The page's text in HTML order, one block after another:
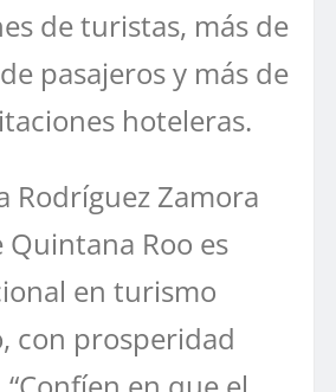
de turistas, más de
pasajeros y más de
hoteleras.
Rodríguez Zamora
Roo es
en turismo
con prosperidad